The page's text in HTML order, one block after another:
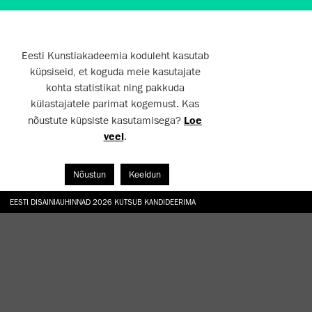
EESTI DISAINIAUHINNAD 2026 KUTSUB KANDIDEERIMA
Eesti Kunstiakadeemia koduleht kasutab
küpsiseid, et koguda meie kasutajate
kohta statistikat ning pakkuda
külastajatele parimat kogemust. Kas
nõustute küpsiste kasutamisega? Loe
veel.
Nõustun Keeldun